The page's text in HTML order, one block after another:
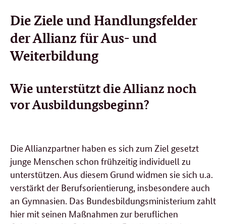
Die Ziele und Handlungsfelder
der Allianz für Aus- und
Weiterbildung
Wie unterstützt die Allianz noch
vor Ausbildungsbeginn?
Die Allianzpartner haben es sich zum Ziel gesetzt
junge Menschen schon frühzeitig individuell zu
unterstützen. Aus diesem Grund widmen sie sich u.a.
verstärkt der Berufsorientierung, insbesondere auch
an Gymnasien. Das Bundesbildungsministerium zahlt
hier mit seinen Maßnahmen zur beruflichen